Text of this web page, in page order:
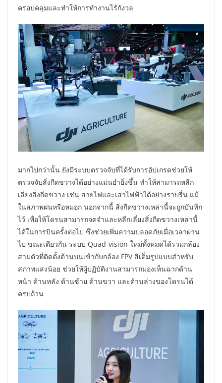
ครอบคลุมและทำให้การทำงานไร้กังวล
มากไปกว่านั้น ยังมีระบบตรวจจับที่ได้รับการอัปเกรดช่วยให้
ตรวจจับสิ่งกีดขวางได้อย่างแม่นยำยิ่งขึ้น ทำให้สามารถหลีก
เลี่ยงสิ่งกีดขวาง เช่น สายไฟและเสาไฟฟ้าได้อย่างราบรื่น แม้
ในสภาพฝนหรือหมอก นอกจากนี้ สิ่งกีดขวางเหล่านี้จะถูกบันทึก
ไว้ เพื่อให้โดรนสามารถจดจำและหลีกเลี่ยงสิ่งกีดขวางเหล่านี้
ได้ในการบินครั้งต่อไป ซึ่งช่วยเพิ่มความปลอดภัยเมื่อเวลาผ่าน
ไป ขณะเดียวกัน ระบบ Quad-vision ใหม่ทั้งหมดได้รวมกล้อง
สามตัวที่ติดตั้งด้านบนเข้ากับกล้อง FPV สีเต็มรูปแบบสำหรับ
สภาพแสงน้อย ช่วยให้ผู้ปฏิบัติงานสามารถมองเห็นฉากด้าน
หน้า ด้านหลัง ด้านซ้าย ด้านขวา และด้านล่างของโดรนได้
ครบถ้วน